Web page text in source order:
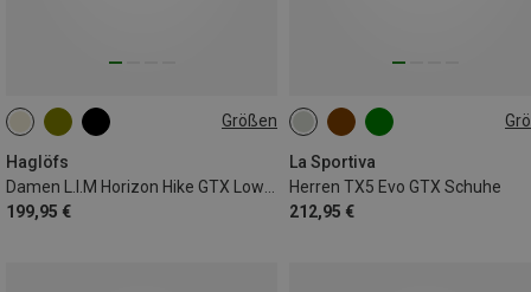
Größen
Haglöfs
199,95 €
La Sportiva
Herren TX5 Evo GTX Schuhe
212,95 €
43 44